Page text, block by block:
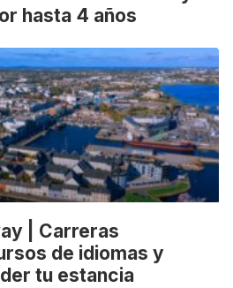
hasta 4 años
| Carreras
de idiomas y
tu estancia